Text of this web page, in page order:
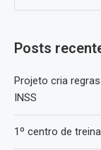
Posts
Projeto cria
INSS
1º centro de